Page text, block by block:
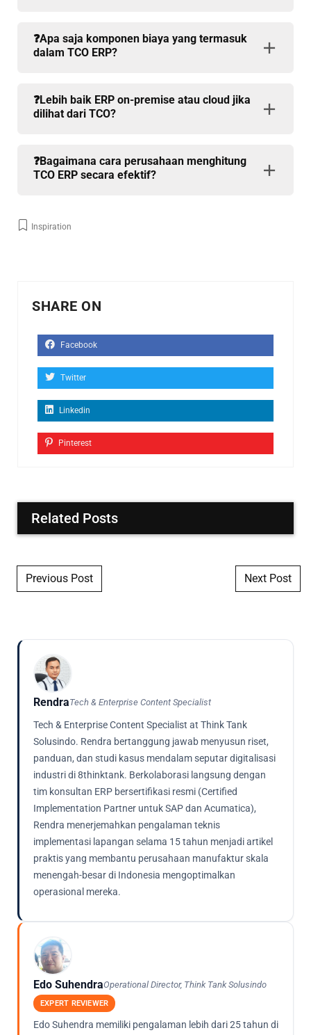
❓Apa saja komponen biaya yang termasuk
dalam TCO ERP?
❓Lebih baik ERP on-premise atau cloud jika
dilihat dari TCO?
❓Bagaimana cara perusahaan menghitung
TCO ERP secara efektif?
Inspiration
SHARE ON
Facebook
Twitter
Linkedin
Pinterest
Related Posts
Post navigation
Previous Post Next Post
RendraTech & Enterprise Content Specialist
Tech & Enterprise Content Specialist at Think Tank
Solusindo. Rendra bertanggung jawab menyusun riset,
panduan, dan studi kasus mendalam seputar digitalisasi
industri di 8thinktank. Berkolaborasi langsung dengan
tim konsultan ERP bersertifikasi resmi (Certified
Implementation Partner untuk SAP dan Acumatica),
Rendra menerjemahkan pengalaman teknis
implementasi lapangan selama 15 tahun menjadi artikel
praktis yang membantu perusahaan manufaktur skala
menengah-besar di Indonesia mengoptimalkan
operasional mereka.
Edo SuhendraOperational Director, Think Tank Solusindo
EXPERT REVIEWER
Edo Suhendra memiliki pengalaman lebih dari 25 tahun di